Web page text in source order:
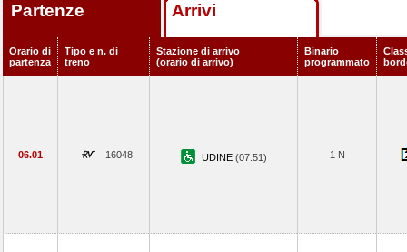
Partenze Arrivi
Orario di
partenza
Tipo e n. di
treno
Stazione di arrivo
(orario di arrivo)
Binario
programmato
06.01 16048 UDINE (07.51) 1 N